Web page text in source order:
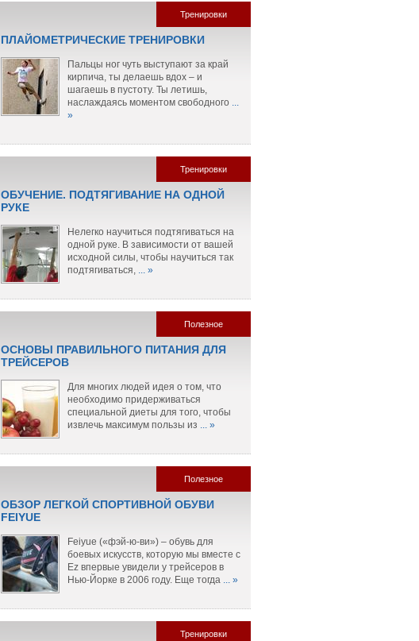
Тренировки
ПЛАЙОМЕТРИЧЕСКИЕ ТРЕНИРОВКИ
Пальцы ног чуть выступают за край
кирпича, ты делаешь вдох – и
шагаешь в пустоту. Ты летишь,
наслаждаясь моментом свободного ...
»
Тренировки
ОБУЧЕНИЕ. ПОДТЯГИВАНИЕ НА ОДНОЙ
РУКЕ
Нелегко научиться подтягиваться на
одной руке. В зависимости от вашей
исходной силы, чтобы научиться так
подтягиваться, ... »
Полезное
ОСНОВЫ ПРАВИЛЬНОГО ПИТАНИЯ ДЛЯ
ТРЕЙСЕРОВ
Для многих людей идея о том, что
необходимо придерживаться
специальной диеты для того, чтобы
извлечь максимум пользы из ... »
Полезное
ОБЗОР ЛЕГКОЙ СПОРТИВНОЙ ОБУВИ
FEIYUE
Feiyue («фэй-ю-ви») – обувь для
боевых искусств, которую мы вместе с
Ez впервые увидели у трейсеров в
Нью-Йорке в 2006 году. Еще тогда ... »
Тренировки